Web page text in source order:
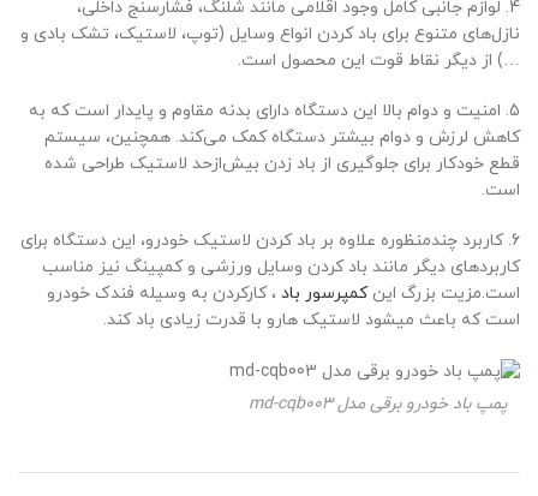
4. لوازم جانبی کامل وجود اقلامی مانند شلنگ، فشارسنج داخلی،
نازل‌های متنوع برای باد کردن انواع وسایل (توپ، لاستیک، تشک بادی و
…) از دیگر نقاط قوت این محصول است.
5. امنیت و دوام بالا این دستگاه دارای بدنه مقاوم و پایدار است که به
کاهش لرزش و دوام بیشتر دستگاه کمک می‌کند. همچنین، سیستم
قطع خودکار برای جلوگیری از باد زدن بیش‌ازحد لاستیک طراحی شده
است.
6. کاربرد چندمنظوره علاوه بر باد کردن لاستیک خودرو، این دستگاه برای
کاربردهای دیگر مانند باد کردن وسایل ورزشی و کمپینگ نیز مناسب
است.مزیت بزرگ اینکمپرسور باد ، کارکردن به وسیله فندک خودرو
است که باعث میشود لاستیک هارو با قدرت زیادی باد کند.
پمپ باد خودرو برقی مدل md-cqb003